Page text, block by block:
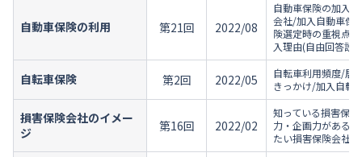
自動車保険の利用 第21回 2022/08
自動車保険の加入
会社/加入自動車保
険選定時の重視点/
入理由(自由回答設
自転車保険 第2回 2022/05
自転車利用頻度/居
きっかけ/加入自転
損害保険会社のイメー
ジ
第16回 2022/02
知っている損害保
力・企画力がある
たい損害保険会社/